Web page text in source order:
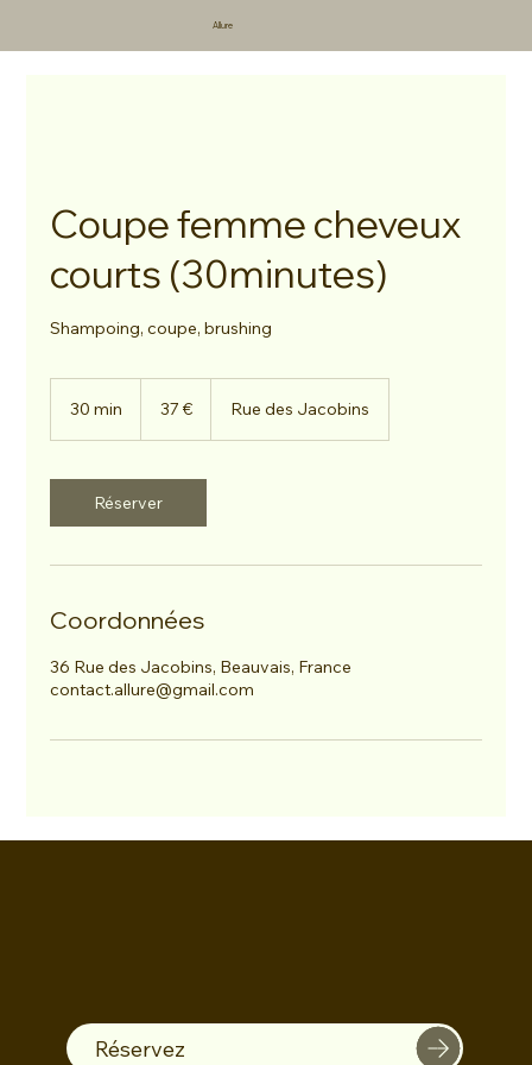
Allure
Coupe femme cheveux
courts (30minutes)
Shampoing, coupe, brushing
30 min
i
n
37 € Rue des Jacobins
Réserver
Coordonnées
36 Rue des Jacobins, Beauvais, France
contact.allure@gmail.com
Réservez